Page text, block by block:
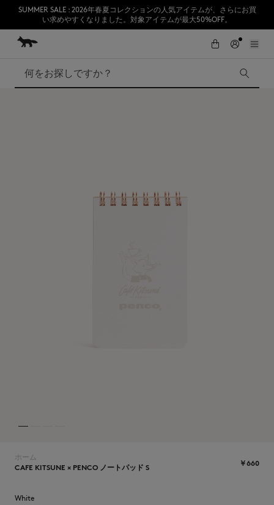
熊本地震の影響により、九州全域でお荷物のお届けに遅延が発生する見込
SUMMER SALE : 2026年春夏コレクションの人気アイテムが、さらにお買
い求めやすくなりました。対象アイテムが最大50%OFF。
コンテンツにスキップ
Skip to Footer
検索
ホーム
CAFE KITSUNE × PENCO ノートパッド S
￥660
White